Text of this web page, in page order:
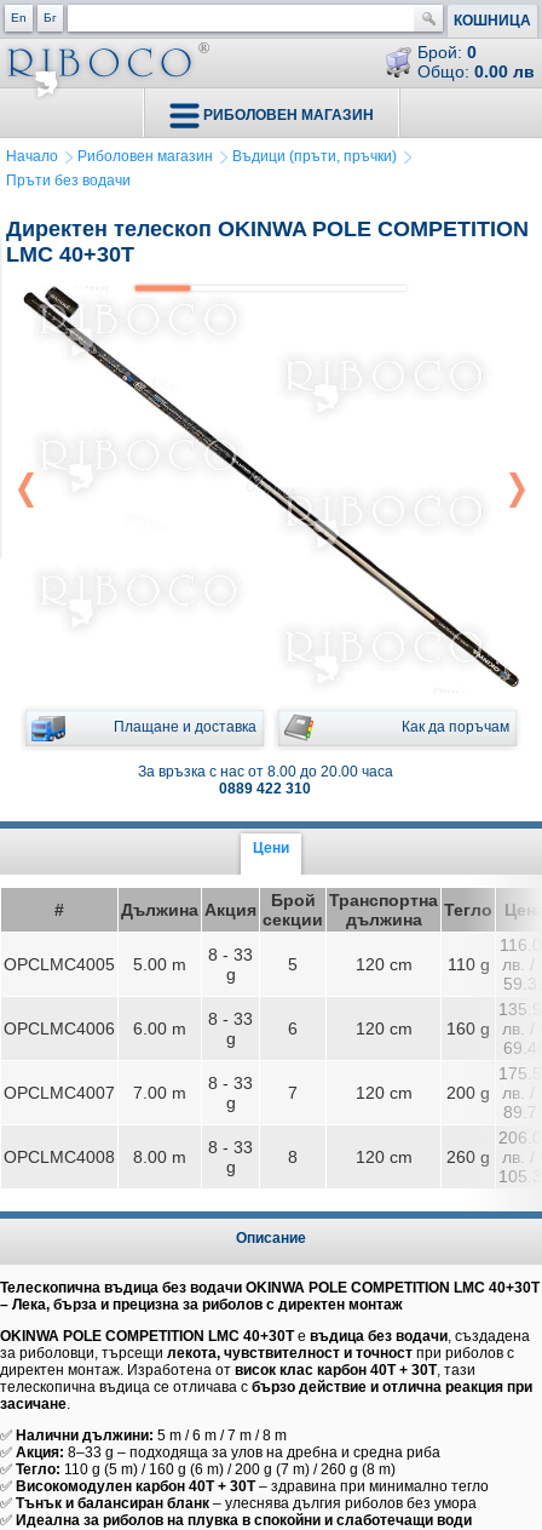
En Бг КОШНИЦА
Брой: 0
Общо: 0.00 лв
РИБОЛОВЕН МАГАЗИН
Начало Риболовен магазин
Въдици (пръти, пръчки)
Пръти без водачи
Директен телескоп OKINWA POLE COMPETITION
LMC 40+30T
Плащане и доставка Как да поръчам
За връзка с нас от 8.00 до 20.00 часа
0889 422 310
Цени
# Дължина Акция
Брой
секции
Транспортна
дължина
Тегло
OPCLMC4005 5.00 m
8 - 33
g
5 120 cm 110 g
лв. /
OPCLMC4006 6.00 m
8 - 33
g
6 120 cm 160 g
лв. /
OPCLMC4007 7.00 m
8 - 33
g
7 120 cm 200 g
лв. /
OPCLMC4008 8.00 m
8 - 33
g
8 120 cm 260 g
лв. /
Описание
Телескопична въдица без водачи OKINWA POLE COMPETITION LMC 40+30T
– Лека, бърза и прецизна за риболов с директен монтаж
OKINWA POLE COMPETITION LMC 40+30Tе въдица без водачи, създадена
за риболовци, търсещи лекота, чувствителност и точност при риболов с
директен монтаж. Изработена от висок клас карбон 40T + 30T, тази
телескопична въдица се отличава с бързо действие и отлична реакция при
засичане.
✅ Налични дължини: 5 m / 6 m / 7 m / 8 m
✅ Акция: 8–33 g – подходяща за улов на дребна и средна риба
✅ Тегло: 110 g (5 m) / 160 g (6 m) / 200 g (7 m) / 260 g (8 m)
✅ Високомодулен карбон 40T + 30T– здравина при минимално тегло
✅ Тънък и балансиран бланк – улеснява дългия риболов без умора
✅ Идеална за риболов на плувка в спокойни и слаботечащи води